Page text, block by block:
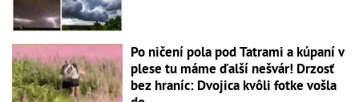
Po ničení pola pod Tatrami a kúpaní v
plese tu máme ďalší nešvár! Drzosť
bez hraníc: Dvojica kvôli fotke vošla